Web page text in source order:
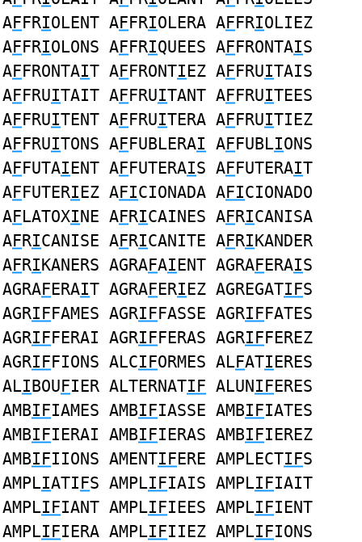
AFFRIOLENT AFFRIOLERA AFFRIOLIEZ
AFFRIOLONS AFFRIQUEES AFFRONTAIS
AFFRONTAIT AFFRONTIEZ AFFRUITAIS
AFFRUITAIT AFFRUITANT AFFRUITEES
AFFRUITENT AFFRUITERA AFFRUITIEZ
AFFRUITONS AFFUBLERAI AFFUBLIONS
AFFUTAIENT AFFUTERAIS AFFUTERAIT
AFFUTERIEZ AFICIONADA AFICIONADO
AFLATOXINE AFRICAINES AFRICANISA
AFRICANISE AFRICANITE AFRIKANDER
AFRIKANERS AGRAFAIENT AGRAFERAIS
AGRAFERAIT AGRAFERIEZ AGREGATIFS
AGRIFFAMES AGRIFFASSE AGRIFFATES
AGRIFFERAI AGRIFFERAS AGRIFFEREZ
AGRIFFIONS ALCIFORMES ALFATIERES
ALIBOUFIER ALTERNATIF ALUNIFERES
AMBIFIAMES AMBIFIASSE AMBIFIATES
AMBIFIERAI AMBIFIERAS AMBIFIEREZ
AMBIFIIONS AMENTIFERE AMPLECTIFS
AMPLIATIFS AMPLIFIAIS AMPLIFIAIT
AMPLIFIANT AMPLIFIEES AMPLIFIENT
AMPLIFIERA AMPLIFIIEZ AMPLIFIONS